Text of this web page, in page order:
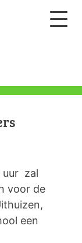
uur zal
voor de
een